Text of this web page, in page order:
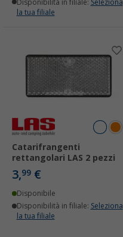
Disponibilità in filiale: Seleziona
la tua filiale
Catarifrangenti
rettangolari LAS 2 pezzi
3,99 €
Disponibile
Disponibilità in filiale: Seleziona
la tua filiale